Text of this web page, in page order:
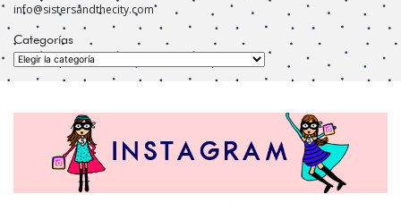
info@sistersandthecity.com
Categorías
Categorías